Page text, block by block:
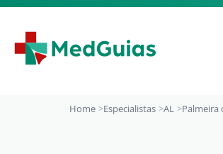
Ir para o conteúdo
Home Especialistas AL Palmeira